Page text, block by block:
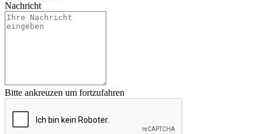
Nachricht
Bitte ankreuzen um fortzufahren